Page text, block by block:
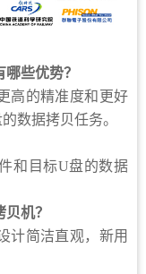
些优势？
高的精准度和更好
数据拷贝任务。
和目标U盘的数据
机？
计简洁直观，新用